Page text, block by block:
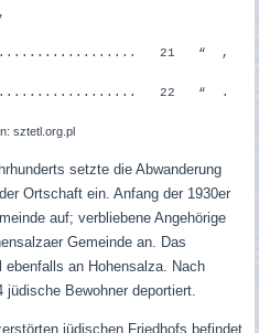
21 “ ,
22 “ .
sztetl.org.pl
setzte die Abwanderung
Ortschaft ein. Anfang der 1930er
auf; verbliebene Angehörige
Gemeinde an. Das
ebenfalls an Hohensalza. Nach
jüdische Bewohner deportiert.
jüdischen Friedhofs befindet